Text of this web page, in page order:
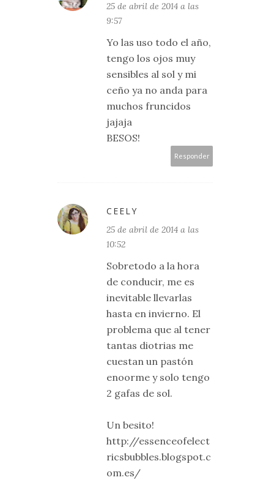
25 de abril de 2014 a las
9:57
Yo las uso todo el año,
tengo los ojos muy
sensibles al sol y mi
ceño ya no anda para
muchos fruncidos
jajaja
BESOS!
Responder
CEELY
25 de abril de 2014 a las
10:52
Sobretodo a la hora
de conducir, me es
inevitable llevarlas
hasta en invierno. El
problema que al tener
tantas diotrias me
cuestan un pastón
enoorme y solo tengo
2 gafas de sol.
Un besito!
http://essenceofelect
ricsbubbles.blogspot.c
om.es/